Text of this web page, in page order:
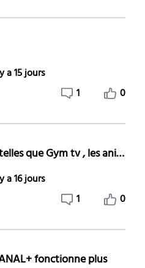
a 15 jours
1
0
chaines de l'offre TV+ telles que Gym tv , les animaux de la 8 ,les Deschiens , elles ne sont pas accessibles
a 16 jours
1
0
fonctionne plus